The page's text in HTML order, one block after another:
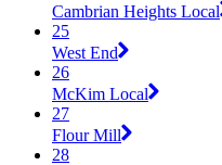
Cambrian Heights Local
25
West End
26
McKim Local
27
Flour Mill
28